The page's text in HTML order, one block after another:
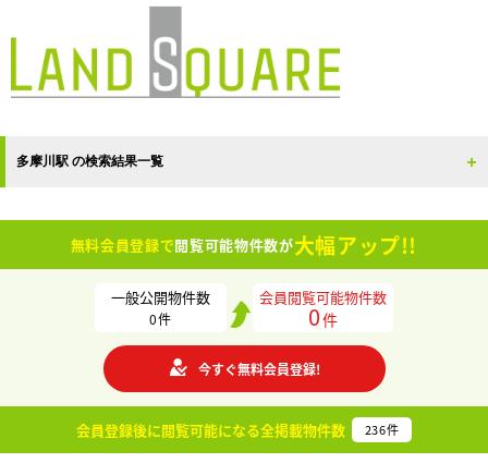
多摩川駅 の検索結果一覧
無料会員登録で閲覧可能物件数が大幅アップ!!
一般公開物件数
0件
会員閲覧可能物件数
0件
今すぐ無料会員登録!
会員登録後に閲覧可能になる全掲載物件数 236件